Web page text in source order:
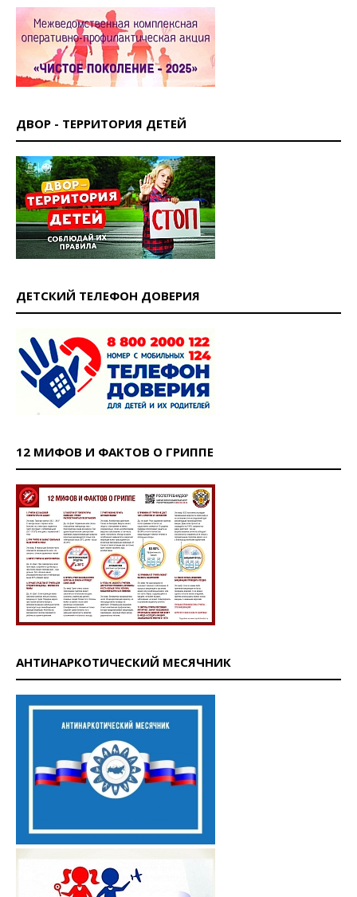
ДВОР - ТЕРРИТОРИЯ ДЕТЕЙ
ДЕТСКИЙ ТЕЛЕФОН ДОВЕРИЯ
12 МИФОВ И ФАКТОВ О ГРИППЕ
АНТИНАРКОТИЧЕСКИЙ МЕСЯЧНИК